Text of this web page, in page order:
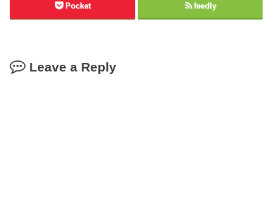
Pocket feedly
Leave a Reply